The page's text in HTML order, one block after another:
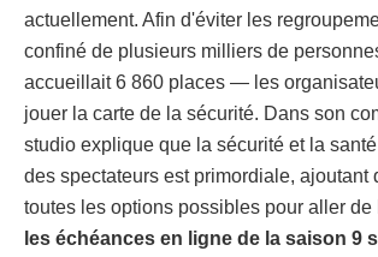
actuellement. Afin d'éviter les
confiné de plusieurs milliers de
accueillait 6 860 places — les
jouer la carte de la sécurité. Dans son
studio explique que la sécurité et la
des spectateurs est primordiale, ajoutant
toutes les options possibles pour aller de
les échéances en ligne de la saison 9